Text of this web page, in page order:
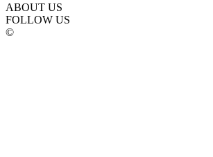
ABOUT US
FOLLOW US
©